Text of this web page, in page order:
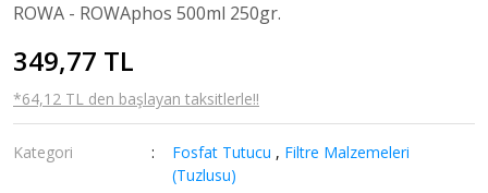
ROWA - ROWAphos 500ml 250gr.
349,77 TL
*64,12 TL den başlayan taksitlerle!!
Kategori Fosfat Tutucu , Filtre Malzemeleri
(Tuzlusu)